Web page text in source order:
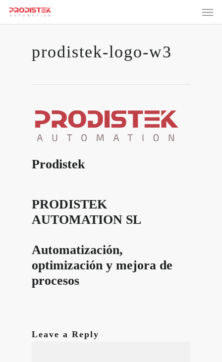
Menu
prodistek-logo-w3
Prodistek
PRODISTEK
AUTOMATION SL
Automatización,
optimización y mejora de
procesos
Leave a Reply